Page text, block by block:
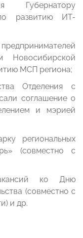
Губернатору
развитию ИТ-
Новосибирской
МСП региона;
Отделения с
соглашение о
и мэрией
региональных
(совместно с
ко Дню
(совместно с
и др.